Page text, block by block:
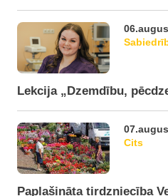
Lekcija „Dzemdību,
Cits
Paplašināta tirdzniecība